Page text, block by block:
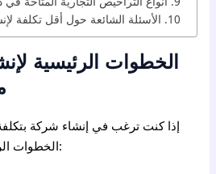
الأسئلة الشائعة حول أقل تكلفة
الخطوات الرئيسية
إذا كنت ترغب في إنشاء شركة
الخطوات الرئيسية التي يمكنك اتباعها: